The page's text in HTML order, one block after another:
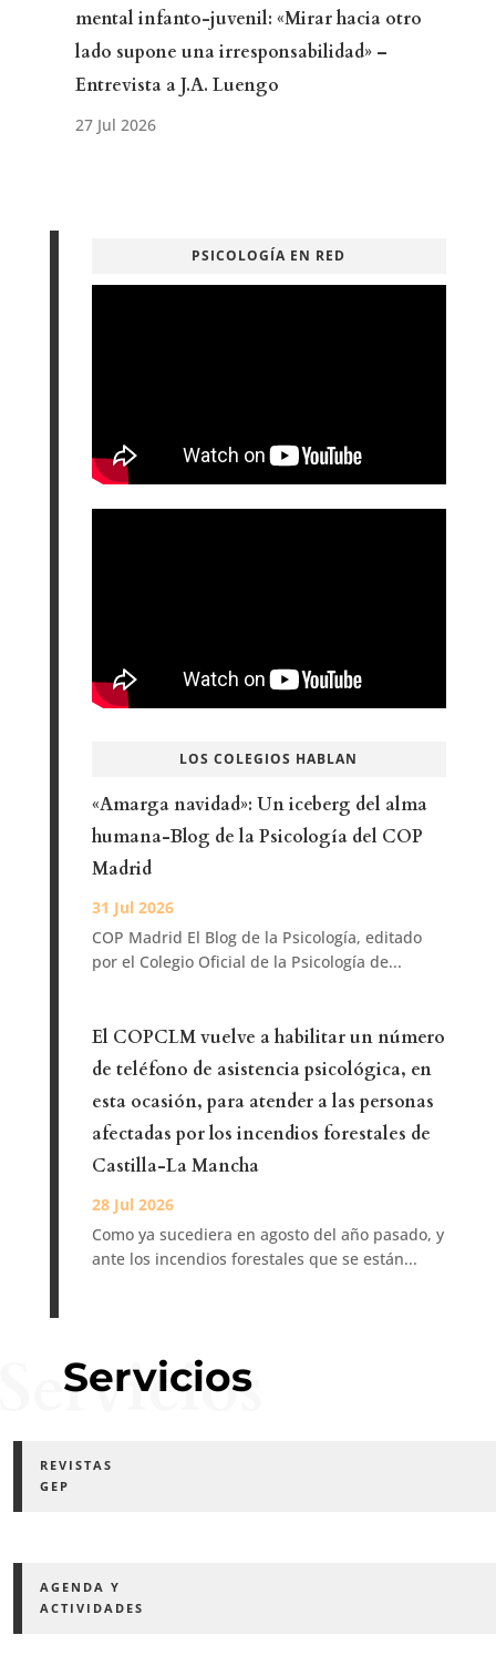
mental infanto-juvenil: «Mirar hacia otro
lado supone una irresponsabilidad» –
Entrevista a J.A. Luengo
PSICOLOGÍA EN RED
LOS COLEGIOS HABLAN
«Amarga navidad»: Un iceberg del alma
humana-Blog de la Psicología del COP
Madrid
COP Madrid El Blog de la Psicología, editado
por el Colegio Oficial de la Psicología de...
El COPCLM vuelve a habilitar un número
de teléfono de asistencia psicológica, en
esta ocasión, para atender a las personas
afectadas por los incendios forestales de
Castilla-La Mancha
Como ya sucediera en agosto del año pasado, y
ante los incendios forestales que se están...
Servicios
REVISTAS
GEP
AGENDA Y
ACTIVIDADES